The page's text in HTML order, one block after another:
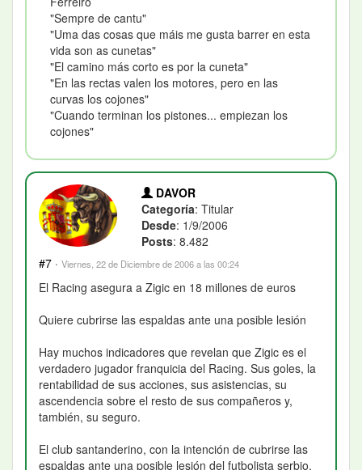
"Sempre de cantu"
"Uma das cosas que máis me gusta barrer en esta
vida son as cunetas"
"El camino más corto es por la cuneta"
"En las rectas valen los motores, pero en las
curvas los cojones"
"Cuando terminan los pistones... empiezan los
cojones"
DAVOR
Categoría: Titular
Desde: 1/9/2006
Posts: 8.482
#7 · Viernes, 22 de Diciembre de 2006 a las 00:24
El Racing asegura a Zigic en 18 millones de euros
Quiere cubrirse las espaldas ante una posible lesión
Hay muchos indicadores que revelan que Zigic es el
verdadero jugador franquicia del Racing. Sus goles, la
rentabilidad de sus acciones, sus asistencias, su
ascendencia sobre el resto de sus compañeros y,
también, su seguro.
El club santanderino, con la intención de cubrirse las
espaldas ante una posible lesión del futbolista serbio,